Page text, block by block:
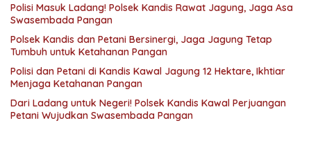
Polisi Masuk Ladang! Polsek Kandis Rawat Jagung, Jaga Asa
Swasembada Pangan
Polsek Kandis dan Petani Bersinergi, Jaga Jagung Tetap
Tumbuh untuk Ketahanan Pangan
Polisi dan Petani di Kandis Kawal Jagung 12 Hektare, Ikhtiar
Menjaga Ketahanan Pangan
Dari Ladang untuk Negeri! Polsek Kandis Kawal Perjuangan
Petani Wujudkan Swasembada Pangan